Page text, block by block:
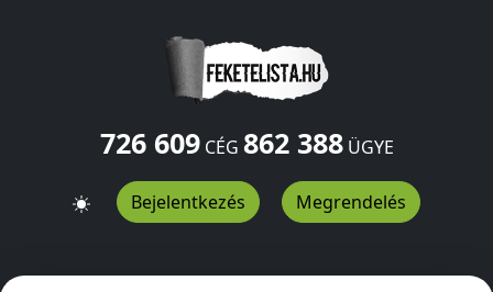
726 609CÉG 862 388ÜGYE
Bejelentkezés Megrendelés